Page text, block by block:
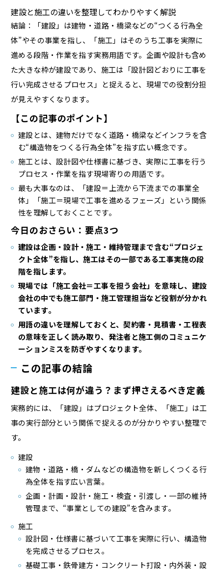
建設と施工の違いを整理してわかりやすく解説
結論：「建設」は建物・道路・橋梁などの“つくる行為全
体”やその事業を指し、「施工」はそのうち工事を実際に
進める段階・作業を指す実務用語です。企画や設計も含め
た大きな枠が建設であり、施工は「設計図どおりに工事を
行い完成させるプロセス」と捉えると、現場での役割分担
が見えやすくなります。
【この記事のポイント】
建設とは、建物だけでなく道路・橋梁などインフラを含
む“構造物をつくる行為全体”を指す広い概念です。
施工とは、設計図や仕様書に基づき、実際に工事を行う
プロセス・作業を指す現場寄りの用語です。
最も大事なのは、「建設＝上流から下流までの事業全
体」「施工＝現場で工事を進めるフェーズ」という関係
性を理解しておくことです。
今日のおさらい：要点3つ
建設は企画・設計・施工・維持管理まで含む“プロジェ
クト全体”を指し、施工はその一部である工事実施の段
階を指します。
現場では「施工会社＝工事を担う会社」を意味し、建設
会社の中でも施工部門・施工管理担当など役割が分かれ
ています。
用語の違いを理解しておくと、契約書・見積書・工程表
の意味を正しく読み取り、発注者と施工側のコミュニケ
ーションミスを防ぎやすくなります。
この記事の結論
建設と施工は何が違う？まず押さえるべき定義
実務的には、「建設」はプロジェクト全体、「施工」は工
事の実行部分という関係で捉えるのが分かりやすい整理で
す。
建設
建物・道路・橋・ダムなどの構造物を新しくつくる行
為全体を指す広い言葉。
企画・計画・設計・施工・検査・引渡し・一部の維持
管理まで、“事業としての建設”を含みます。
施工
設計図・仕様書に基づいて工事を実際に行い、構造物
を完成させるプロセス。
基礎工事・鉄骨建方・コンクリート打設・内外装・設